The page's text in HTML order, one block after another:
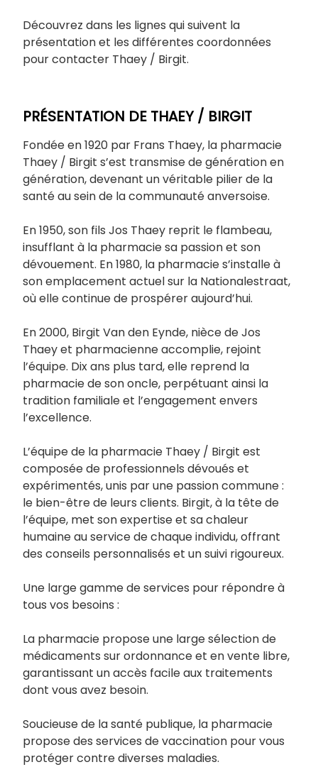
Découvrez dans les lignes qui suivent la
présentation et les différentes coordonnées
pour contacter Thaey / Birgit.
PRÉSENTATION DE THAEY / BIRGIT
Fondée en 1920 par Frans Thaey, la pharmacie
Thaey / Birgit s’est transmise de génération en
génération, devenant un véritable pilier de la
santé au sein de la communauté anversoise.
En 1950, son fils Jos Thaey reprit le flambeau,
insufflant à la pharmacie sa passion et son
dévouement. En 1980, la pharmacie s’installe à
son emplacement actuel sur la Nationalestraat,
où elle continue de prospérer aujourd’hui.
En 2000, Birgit Van den Eynde, nièce de Jos
Thaey et pharmacienne accomplie, rejoint
l’équipe. Dix ans plus tard, elle reprend la
pharmacie de son oncle, perpétuant ainsi la
tradition familiale et l’engagement envers
l’excellence.
L’équipe de la pharmacie Thaey / Birgit est
composée de professionnels dévoués et
expérimentés, unis par une passion commune :
le bien-être de leurs clients. Birgit, à la tête de
l’équipe, met son expertise et sa chaleur
humaine au service de chaque individu, offrant
des conseils personnalisés et un suivi rigoureux.
Une large gamme de services pour répondre à
tous vos besoins :
La pharmacie propose une large sélection de
médicaments sur ordonnance et en vente libre,
garantissant un accès facile aux traitements
dont vous avez besoin.
Soucieuse de la santé publique, la pharmacie
propose des services de vaccination pour vous
protéger contre diverses maladies.